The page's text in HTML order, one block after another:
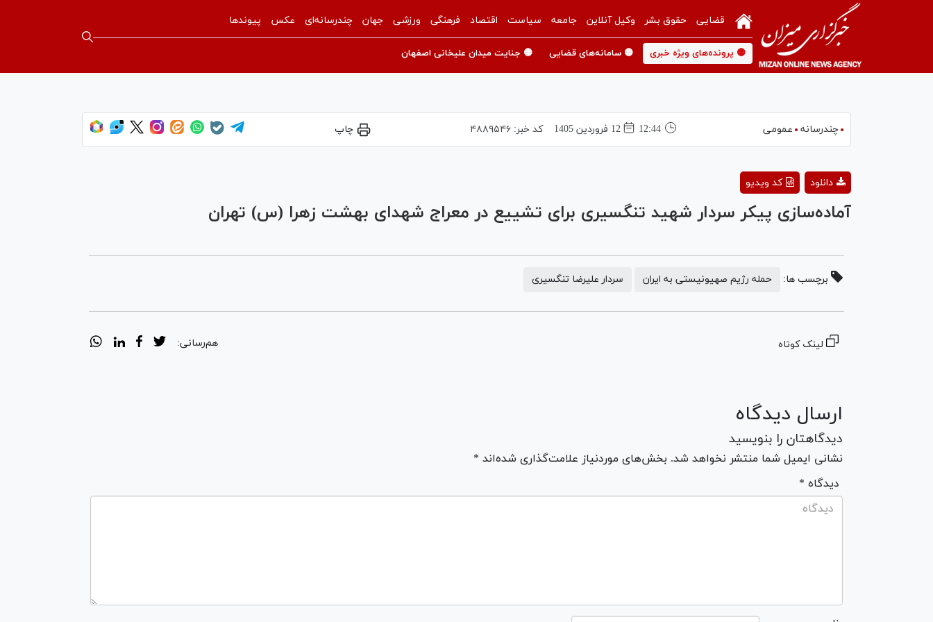
قضایی حقوق بشر وکیل آنلاین جامعه سیاست اقتصاد فرهنگی ورزشی جهان چندرسانه‌ای عکس پیوندها
🟡 پرونده‌های ویژه خبری 🟡 سامانه‌های قضایی 🟡 جنایت میدان علیخانی اصفهان
چندرسانه عمومی 12:44 12 فروردين 1405 کد خبر:۴۸۸۹۵۴۶ چاپ
Video
کد ویدیو دانلود
آماده‌سازی پیکر سردار شهید تنگسیری برای تشییع در معراج شهدای بهشت زهرا (س) تهران
برچسب ها: حمله رژیم صهیونیستی به ایران سردار علیرضا تنگسیری
لینک کوتاه هم‌رسانی:
ارسال دیدگاه
دیدگاهتان را بنویسید
نشانی ایمیل شما منتشر نخواهد شد. بخش‌های موردنیاز علامت‌گذاری شده‌اند *
* دیدگاه